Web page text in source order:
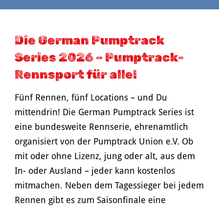
Die German Pumptrack
Series 2026 – Pumptrack-
Rennsport für alle!
Fünf Rennen, fünf Locations – und Du
mittendrin! Die German Pumptrack Series ist
eine bundesweite Rennserie, ehrenamtlich
organisiert von der Pumptrack Union e.V. Ob
mit oder ohne Lizenz, jung oder alt, aus dem
In- oder Ausland – jeder kann kostenlos
mitmachen. Neben dem Tagessieger bei jedem
Rennen gibt es zum Saisonfinale eine